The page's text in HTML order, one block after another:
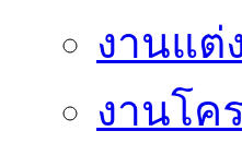
งานแต่
งานโค